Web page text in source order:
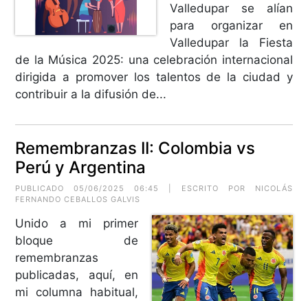
Valledupar se alían
para organizar en
Valledupar la Fiesta
de la Música 2025: una celebración internacional
dirigida a promover los talentos de la ciudad y
contribuir a la difusión de...
Remembranzas II: Colombia vs
Perú y Argentina
PUBLICADO 05/06/2025 06:45 | ESCRITO POR
NICOLÁS
FERNANDO CEBALLOS GALVIS
Unido a mi primer
bloque de
remembranzas
publicadas, aquí, en
mi columna habitual,